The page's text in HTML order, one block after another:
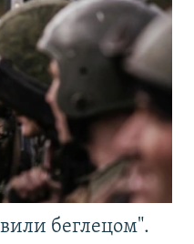
беглецом".